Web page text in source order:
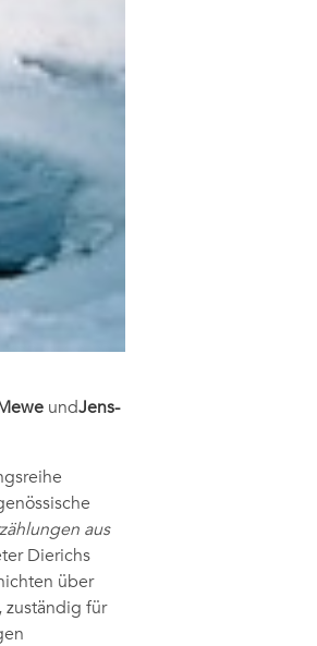
undJens-
aus
Dierichs
über
zuständig für